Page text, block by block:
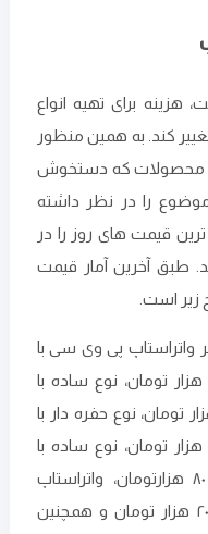
هزینه برای تهیه انواع
کند. به همین منظور
این محصولات که دستخوش
را در نظر داشته
قیمت های روز را در
طبق آخرین آمار قیمت
زیر است.
واتراستاپ پی وی سی با
۳۰ سانتی متر را با قیمت ۹۵ هزار تومان، نوع ساده با
سانتی متر را با قیمت ۹۰ هزار تومان، نوع حفره دار با
عرض ۲۴ سانتی متر را با قیمت ۸۵ هزار تومان، نوع ساده با
عرض ۲۴ سانتی متر را با قیمت ۸۰ هزارتومان، واتراستاپ
هیدروفیلی رول ۱۵ متری با قیمت ۲۰۰ هزار تومان و همچنین